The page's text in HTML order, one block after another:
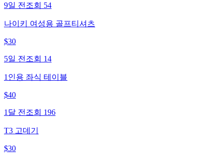
9일 전 조회 54
나이키 여성용 골프티셔츠
$30
5일 전 조회 14
1인용 좌식 테이블
$40
1달 전 조회 196
T3 고데기
$30